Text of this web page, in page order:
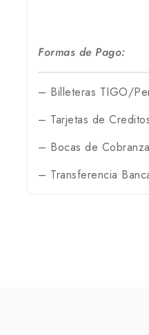
Formas de Pago:
– Billeteras TIGO/
– Tarjetas de
– Bocas de Cobranza
– Transferencia